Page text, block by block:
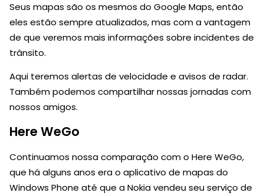
Seus mapas são os mesmos do Google Maps, então
eles estão sempre atualizados, mas com a vantagem
de que veremos mais informações sobre incidentes de
trânsito.
Aqui teremos alertas de velocidade e avisos de radar.
Também podemos compartilhar nossas jornadas com
nossos amigos.
Here WeGo
Continuamos nossa comparação com o Here WeGo,
que há alguns anos era o aplicativo de mapas do
Windows Phone até que a Nokia vendeu seu serviço de